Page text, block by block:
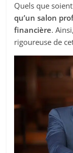
Quels que
qu’un salon
financière.
rigoureuse de